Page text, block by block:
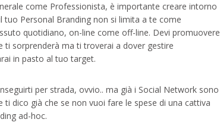
come Professionista, è importante creare intorno
Personal Branding non si limita a te come
quotidiano, on-line come off-line. Devi promuovere
sorprenderà ma ti troverai a dover gestire
in pasto al tuo target.
per strada, ovvio.. ma già i Social Network sono
dico già che se non vuoi fare le spese di una cattiva
ad-hoc.